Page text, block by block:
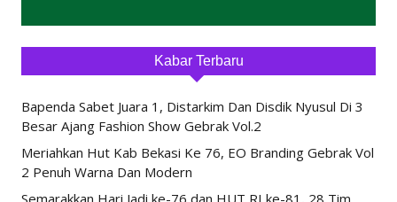
Kabar Terbaru
Bapenda Sabet Juara 1, Distarkim Dan Disdik Nyusul Di 3
Besar Ajang Fashion Show Gebrak Vol.2
Meriahkan Hut Kab Bekasi Ke 76, EO Branding Gebrak Vol
2 Penuh Warna Dan Modern